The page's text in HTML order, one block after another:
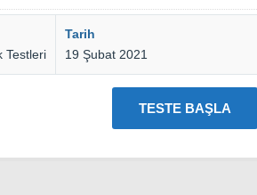
Testleri
Tarih
19 Şubat 2021
TESTE BAŞLA